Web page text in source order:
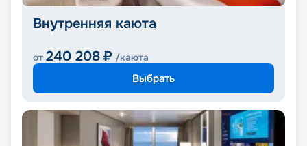
Внутренняя каюта
от 240 208 ₽ /каюта
Выбрать